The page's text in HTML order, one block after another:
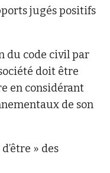
jugés positifs
du code civil par
doit être
en considérant
de son
» des